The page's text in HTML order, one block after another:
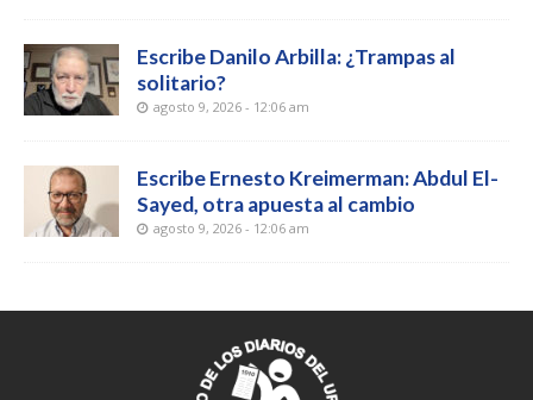
Escribe Danilo Arbilla: ¿Trampas al
solitario?
agosto 9, 2026 - 12:06 am
Escribe Ernesto Kreimerman: Abdul El-
Sayed, otra apuesta al cambio
agosto 9, 2026 - 12:06 am